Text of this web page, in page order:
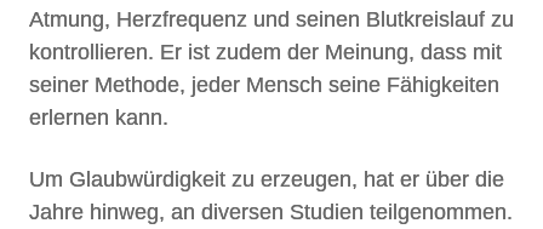
Atmung, Herzfrequenz und seinen Blutkreislauf zu
kontrollieren. Er ist zudem der Meinung, dass mit
seiner Methode, jeder Mensch seine Fähigkeiten
erlernen kann.
Um Glaubwürdigkeit zu erzeugen, hat er über die
Jahre hinweg, an diversen Studien teilgenommen.